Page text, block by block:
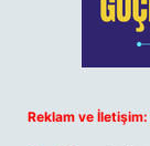
Reklam ve İletişim: